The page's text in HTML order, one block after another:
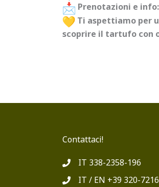
Prenotazioni e info:
Ti aspettiamo per
scoprire il tartufo con
Contattaci!
IT
IT 338-2358-196
En
IT / EN +39 320-